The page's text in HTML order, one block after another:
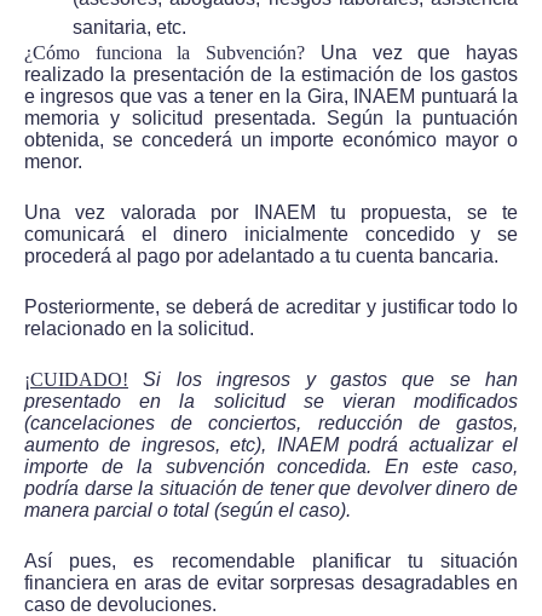
sanitaria, etc.
¿Cómo funciona la Subvención? Una vez que hayas
realizado la presentación de la estimación de los gastos
e ingresos que vas a tener en la Gira, INAEM puntuará la
memoria y solicitud presentada. Según la puntuación
obtenida, se concederá un importe económico mayor o
menor.
Una vez valorada por INAEM tu propuesta, se te
comunicará el dinero inicialmente concedido y se
procederá al pago por adelantado a tu cuenta bancaria.
Posteriormente, se deberá de acreditar y justificar todo lo
relacionado en la solicitud.
¡CUIDADO!
Si los ingresos y gastos que se han
presentado en la solicitud se vieran modificados
(cancelaciones de conciertos, reducción de gastos,
aumento de ingresos, etc), INAEM podrá actualizar el
importe de la subvención concedida. En este caso,
podría darse la situación de tener que devolver dinero de
manera parcial o total (según el caso).
Así pues, es recomendable planificar tu situación
financiera en aras de evitar sorpresas desagradables en
caso de devoluciones.